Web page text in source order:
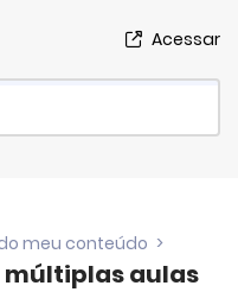
Acessar
meu conteúdo >
múltiplas aulas